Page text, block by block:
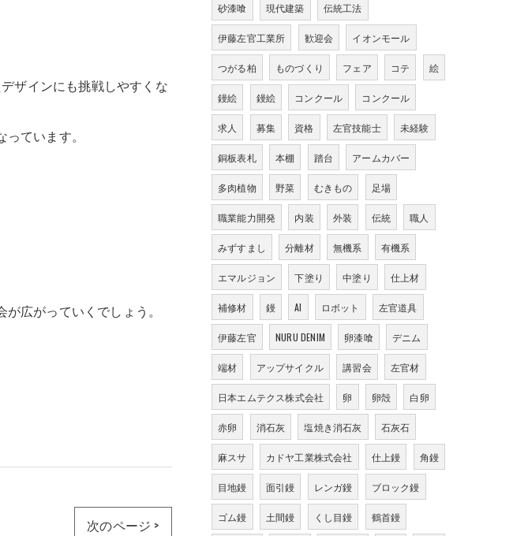
ザインにも挑戦しやすくな
ています。
広がっていくでしょう。
次のページ >
砂漆喰 現代建築 伝統工法
伊藤左官工業所 歓迎会 イオンモール
つがる柏 ものづくり フェア コテ 絵
鏝絵 鏝絵 コンクール コンクール
求人 募集 資格 左官技能士 未経験
銅板表札 本棚 踏台 アームカバー
多肉植物 野菜 むきもの 足場
職業能力開発 内装 外装 伝統 職人
みずすまし 分離材 無機系 有機系
エマルジョン 下塗り 中塗り 仕上材
補修材 鏝 AI ロボット 左官道具
伊藤左官 NURU DENIM 卵漆喰 デニム
端材 アップサイクル 講習会 左官材
日本エムテクス株式会社 卵 卵殻 白卵
赤卵 消石灰 塩焼き消石灰 石灰石
麻スサ カドヤ工業株式会社 仕上鏝 角鏝
目地鏝 面引鏝 レンガ鏝 ブロック鏝
ゴム鏝 土間鏝 くし目鏝 鶴首鏝